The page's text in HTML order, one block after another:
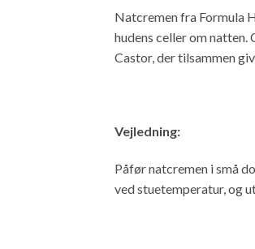
Natcremen fra Formula
hudens celler om natten.
Castor, der tilsammen
Vejledning:
Påfør natcremen i små
ved stuetemperatur, og